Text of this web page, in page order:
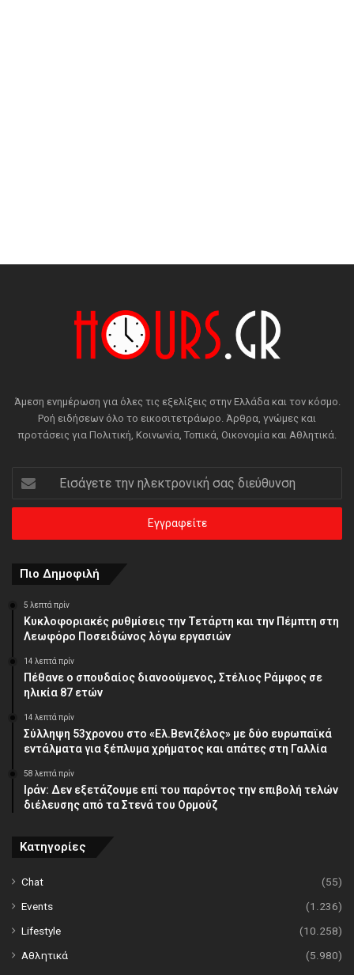
Άμεση ενημέρωση για όλες τις εξελίξεις στην Ελλάδα και τον κόσμο.
Ροή ειδήσεων όλο το εικοσιτετράωρο. Άρθρα, γνώμες και
προτάσεις για Πολιτική, Κοινωνία, Τοπικά, Οικονομία και Αθλητικά.
την
ηλεκτρονική
διεύθυνση
Πιο Δημοφιλή
5 λεπτά πρίν
Κυκλοφοριακές ρυθμίσεις την Τετάρτη και την Πέμπτη στη
Λεωφόρο Ποσειδώνος λόγω εργασιών
14 λεπτά πρίν
Πέθανε ο σπουδαίος διανοούμενος, Στέλιος Ράμφος σε
ηλικία 87 ετών
14 λεπτά πρίν
Σύλληψη 53χρονου στο «Ελ.Βενιζέλος» με δύο ευρωπαϊκά
εντάλματα για ξέπλυμα χρήματος και απάτες στη Γαλλία
58 λεπτά πρίν
Ιράν: Δεν εξετάζουμε επί του παρόντος την επιβολή τελών
διέλευσης από τα Στενά του Ορμούζ
Κατηγορίες
Chat
(55)
Events
(1.236)
Lifestyle
(10.258)
Αθλητικά
(5.980)